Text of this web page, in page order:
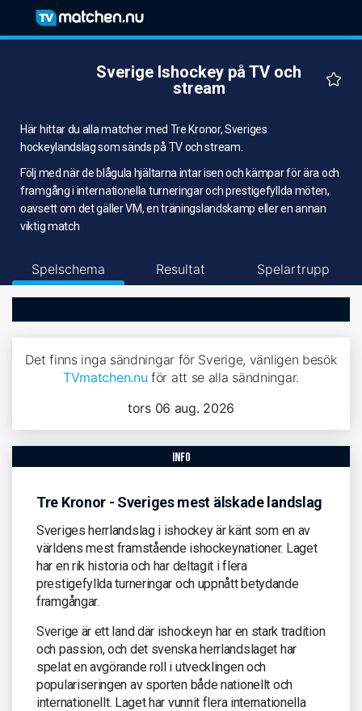
Sverige Ishockey på TV och
stream
Här hittar du alla matcher med Tre Kronor, Sveriges
hockeylandslag som sänds på TV och stream.
Följ med när de blågula hjältarna intar isen och kämpar för ära och
framgång i internationella turneringar och prestigefyllda möten,
oavsett om det gäller VM, en träningslandskamp eller en annan
viktig match
Spelschema Resultat Spelartrupp
Det finns inga sändningar för Sverige, vänligen besök
TVmatchen.nu för att se alla sändningar.
tors 06 aug. 2026
info
Tre Kronor - Sveriges mest älskade landslag
Sveriges herrlandslag i ishockey är känt som en av
världens mest framstående ishockeynationer. Laget
har en rik historia och har deltagit i flera
prestigefyllda turneringar och uppnått betydande
framgångar.
Sverige är ett land där ishockeyn har en stark tradition
och passion, och det svenska herrlandslaget har
spelat en avgörande roll i utvecklingen och
populariseringen av sporten både nationellt och
internationellt. Laget har vunnit flera internationella